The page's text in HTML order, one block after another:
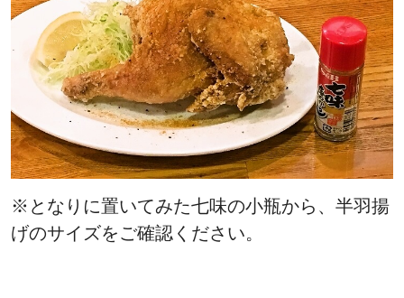
※となりに置いてみた七味の小瓶から、半羽揚
げのサイズをご確認ください。